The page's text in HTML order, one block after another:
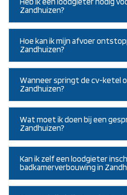
Zandhuizen?
Hoe kan ik mijn afvoer
Zandhuizen?
Wanneer springt de cv-ketel
Zandhuizen?
Wat moet ik doen bij een
Zandhuizen?
Kan ik zelf een loodgieter
badkamerverbouwing in